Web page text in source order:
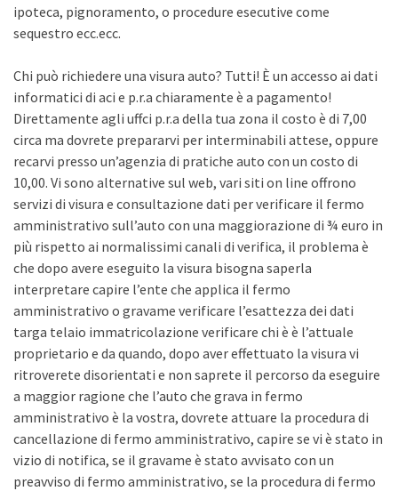
ipoteca, pignoramento, o procedure esecutive come
sequestro ecc.ecc.
Chi può richiedere una visura auto? Tutti! È un accesso ai dati
informatici di aci e p.r.a chiaramente è a pagamento!
Direttamente agli uffci p.r.a della tua zona il costo è di 7,00
circa ma dovrete prepararvi per interminabili attese, oppure
recarvi presso un’agenzia di pratiche auto con un costo di
10,00. Vi sono alternative sul web, vari siti on line offrono
servizi di visura e consultazione dati per verificare il fermo
amministrativo sull’auto con una maggiorazione di ¾ euro in
più rispetto ai normalissimi canali di verifica, il problema è
che dopo avere eseguito la visura bisogna saperla
interpretare capire l’ente che applica il fermo
amministrativo o gravame verificare l’esattezza dei dati
targa telaio immatricolazione verificare chi è è l’attuale
proprietario e da quando, dopo aver effettuato la visura vi
ritroverete disorientati e non saprete il percorso da eseguire
a maggior ragione che l’auto che grava in fermo
amministrativo è la vostra, dovrete attuare la procedura di
cancellazione di fermo amministrativo, capire se vi è stato in
vizio di notifica, se il gravame è stato avvisato con un
preavviso di fermo amministrativo, se la procedura di fermo